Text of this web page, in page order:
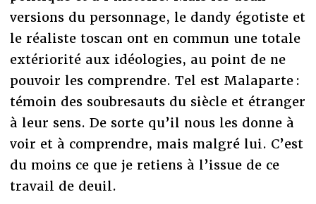
versions du personnage, le dandy égotiste et
le réaliste toscan ont en commun une totale
extériorité aux idéologies, au point de ne
pouvoir les comprendre. Tel est Malaparte :
témoin des soubresauts du siècle et étranger
à leur sens. De sorte qu’il nous les donne à
voir et à comprendre, mais malgré lui. C’est
du moins ce que je retiens à l’issue de ce
travail de deuil.